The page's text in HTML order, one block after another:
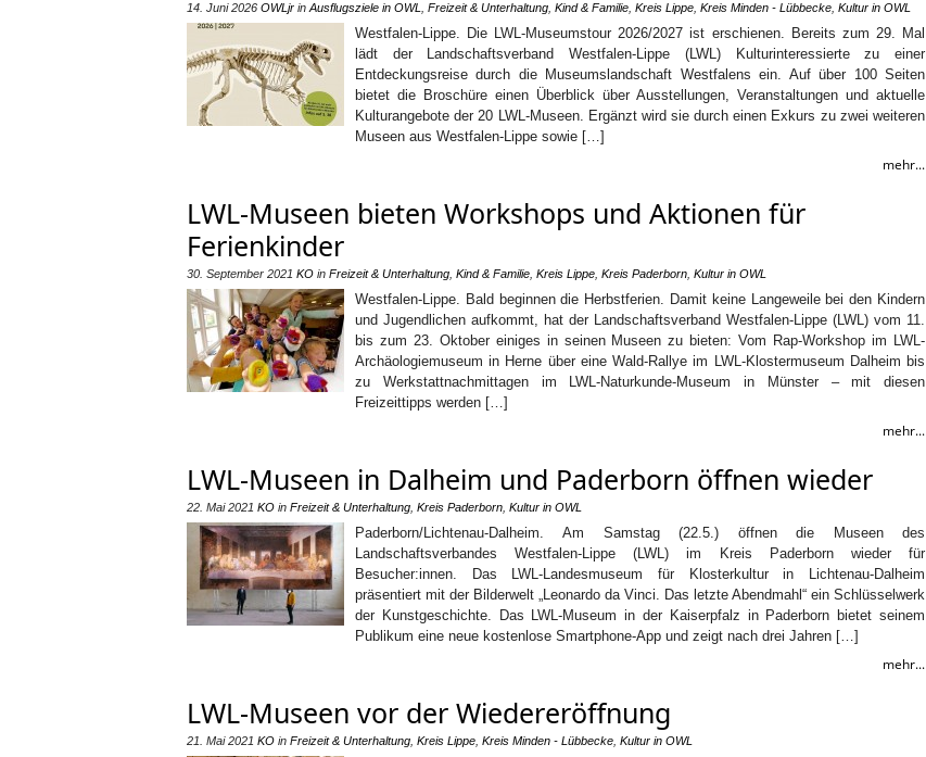
14. Juni 2026 OWLjr in Ausflugsziele in OWL Freizeit & Unterhaltung Kind & Familie Kreis Lippe Kreis Minden - Lübbecke Kultur in OWL
Westfalen-Lippe. Die LWL-Museumstour 2026/2027 ist erschienen. Bereits zum 29. Mal
lädt der Landschaftsverband Westfalen-Lippe (LWL) Kulturinteressierte zu einer
Entdeckungsreise durch die Museumslandschaft Westfalens ein. Auf über 100 Seiten
bietet die Broschüre einen Überblick über Ausstellungen, Veranstaltungen und aktuelle
Kulturangebote der 20 LWL-Museen. Ergänzt wird sie durch einen Exkurs zu zwei weiteren
Museen aus Westfalen-Lippe sowie […]
mehr...
LWL-Museen bieten Workshops und Aktionen für
Ferienkinder
30. September 2021 KO in Freizeit & Unterhaltung Kind & Familie Kreis Lippe Kreis Paderborn Kultur in OWL
Westfalen-Lippe. Bald beginnen die Herbstferien. Damit keine Langeweile bei den Kindern
und Jugendlichen aufkommt, hat der Landschaftsverband Westfalen-Lippe (LWL) vom 11.
bis zum 23. Oktober einiges in seinen Museen zu bieten: Vom Rap-Workshop im LWL-
Archäologiemuseum in Herne über eine Wald-Rallye im LWL-Klostermuseum Dalheim bis
zu Werkstattnachmittagen im LWL-Naturkunde-Museum in Münster – mit diesen
Freizeittipps werden […]
mehr...
LWL-Museen in Dalheim und Paderborn öffnen wieder
22. Mai 2021 KO in Freizeit & Unterhaltung Kreis Paderborn Kultur in OWL
Paderborn/Lichtenau-Dalheim. Am Samstag (22.5.) öffnen die Museen des
Landschaftsverbandes Westfalen-Lippe (LWL) im Kreis Paderborn wieder für
Besucher:innen. Das LWL-Landesmuseum für Klosterkultur in Lichtenau-Dalheim
präsentiert mit der Bilderwelt „Leonardo da Vinci. Das letzte Abendmahl“ ein Schlüsselwerk
der Kunstgeschichte. Das LWL-Museum in der Kaiserpfalz in Paderborn bietet seinem
Publikum eine neue kostenlose Smartphone-App und zeigt nach drei Jahren […]
mehr...
LWL-Museen vor der Wiedereröffnung
21. Mai 2021 KO in Freizeit & Unterhaltung Kreis Lippe Kreis Minden - Lübbecke Kultur in OWL